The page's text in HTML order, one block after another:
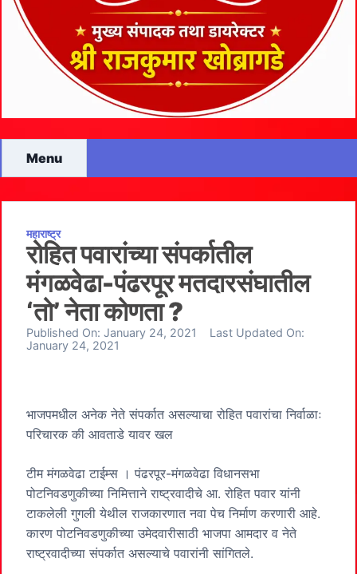
Menu
महाराष्ट्र
रोहित पवारांच्या संपर्कातील
मंगळवेढा-पंढरपूर मतदारसंघातील
‘तो’ नेता कोणता ?
Published On: January 24, 2021
Last Updated On:
January 24, 2021
भाजपमधील अनेक नेते संपर्कात असल्याचा रोहित पवारांचा निर्वाळाः
परिचारक की आवताडे यावर खल
टीम मंगळवेढा टाईम्स । पंढरपूर-मंगळवेढा विधानसभा
पोटनिवडणुकीच्या निमित्ताने राष्ट्रवादीचे आ. रोहित पवार यांनी
टाकलेली गुगली येथील राजकारणात नवा पेच निर्माण करणारी आहे.
कारण पोटनिवडणुकीच्या उमेदवारीसाठी भाजपा आमदार व नेते
राष्ट्रवादीच्या संपर्कात असल्याचे पवारांनी सांगितले.